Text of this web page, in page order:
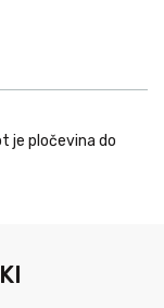
je pločevina do